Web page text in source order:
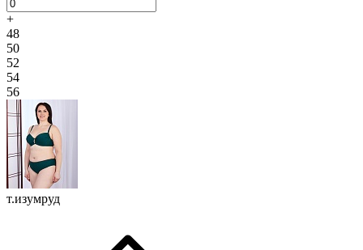
+
48
50
52
54
56
т.изумруд